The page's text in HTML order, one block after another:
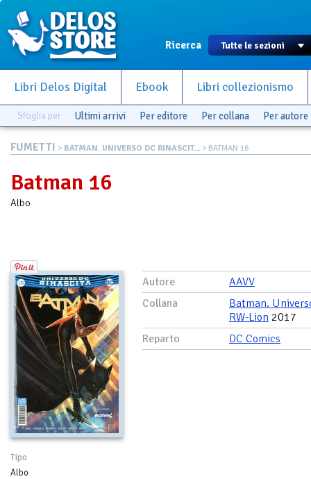
Ricerca
Libri Delos Digital Ebook Libri collezionismo
Sfoglia per Ultimi arrivi Per editore Per collana Per autore
FUMETTI > BATMAN. UNIVERSO DC RINASCIT... > BATMAN 16
Batman 16
Albo
Tipo
Albo
Autore
AAVV
Collana
Batman.
RW-Lion 2017
Reparto
DC Comics